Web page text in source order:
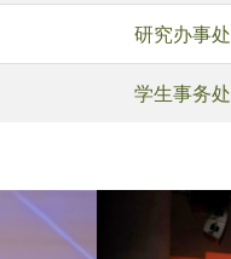
研究办事处
学生事务处